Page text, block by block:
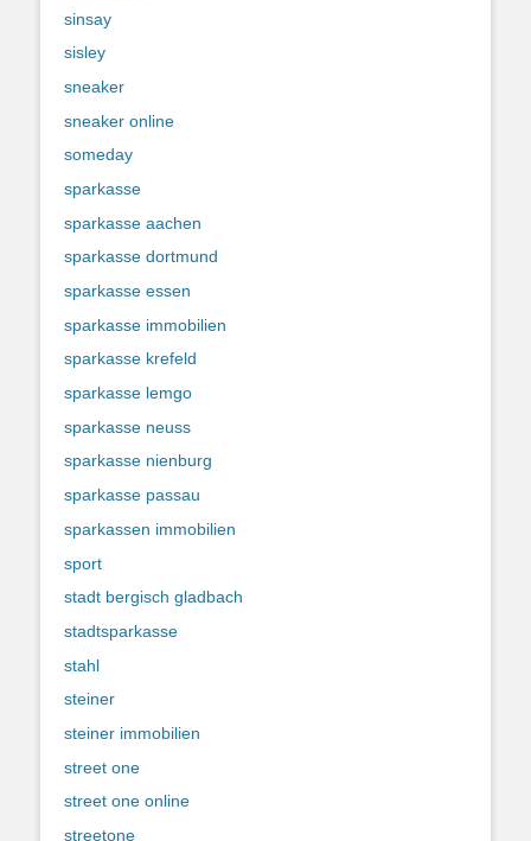
sinsay
sisley
sneaker
sneaker online
someday
sparkasse
sparkasse aachen
sparkasse dortmund
sparkasse essen
sparkasse immobilien
sparkasse krefeld
sparkasse lemgo
sparkasse neuss
sparkasse nienburg
sparkasse passau
sparkassen immobilien
sport
stadt bergisch gladbach
stadtsparkasse
stahl
steiner
steiner immobilien
street one
street one online
streetone